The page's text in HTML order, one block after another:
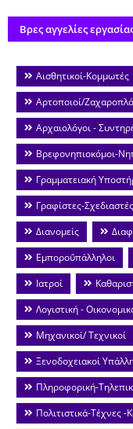
Βρες αγγελίες
Αισθητικοί-Κομμωτές
Αρτοποιοί/
Αρχαιολόγοι -
Βρεφονηπιοκόμοι-
Γραμματειακή
Γραφίστες-
Διανομείς
Εμποροΰπάλληλοι
Ιατροί
Λογιστική -
Μηχανικοί/ Τεχνικοί
Ξενοδοχειακοί
Πληροφορική-
Πολιτιστικά-Τέχνες -